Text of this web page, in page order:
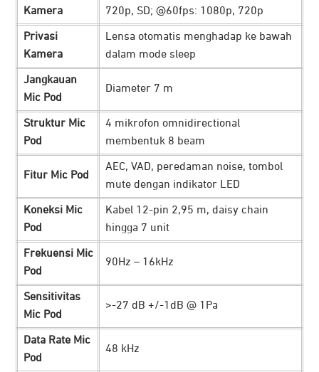
Dukungan Fitur AI
Perangkat dapat diintegrasikan dengan Logitech
RoomMate. Hal ini membuat Rally Plus memanfaatkan
teknologi video berbasis AI serta pembaruan software
seluruh peserta rapat, termasuk yang berada di luar
ruangan dapat terlihat dan terdengar dengan jelas,
menciptakan komunikasi yang lebih efektif.
Kontrol dari Jauh dengan Logitech Sync
Kamera
720p, SD; @60fps: 1080p, 720p
Privasi
Kamera
Lensa otomatis menghadap ke bawah
dalam mode sleep
Jangkauan
Mic Pod
Diameter 7 m
Struktur Mic
Pod
4 mikrofon omnidirectional
membentuk 8 beam
Fitur Mic Pod
AEC, VAD, peredaman noise, tombol
mute dengan indikator LED
Koneksi Mic
Pod
Kabel 12-pin 2,95 m, daisy chain
hingga 7 unit
Frekuensi Mic
Pod
90Hz – 16kHz
Sensitivitas
Mic Pod
>-27 dB +/-1dB @ 1Pa
Data Rate Mic
Pod
48 kHz